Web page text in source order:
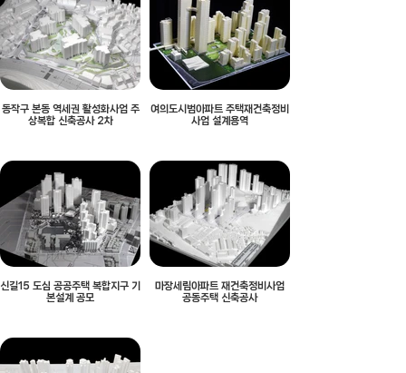
동작구 본동 역세권 활성화사업 주
상복합 신축공사 2차
여의도시범아파트 주택재건축정비
사업 설계용역
신길15 도심 공공주택 복합지구 기
본설계 공모
마장세림아파트 재건축정비사업
공동주택 신축공사